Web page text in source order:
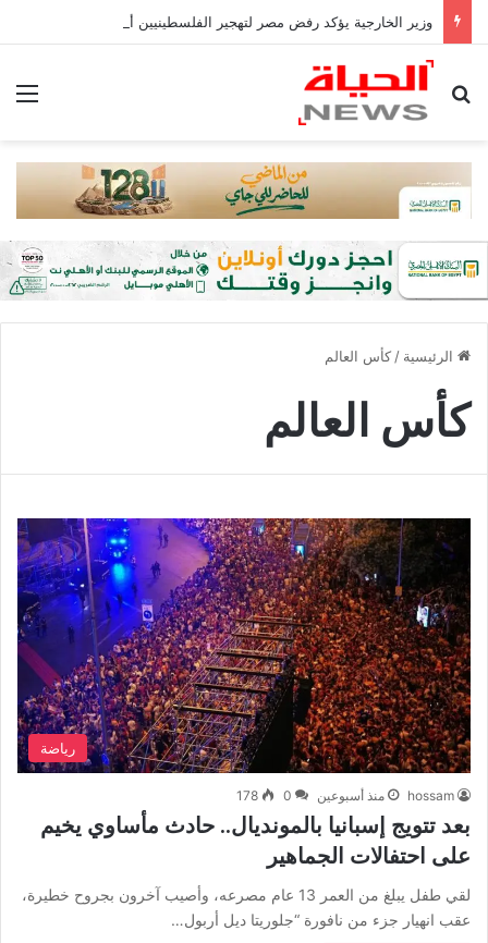
بحث عن
الرئيسية / كأس العالم
كأس العالم
رياضة
hossam منذ أسبوعين 0
178
بعد تتويج إسبانيا بالمونديال.. حادث مأساوي يخيم
على احتفالات الجماهير
لقي طفل يبلغ من العمر 13 عام مصرعه، وأصيب آخرون بجروح خطيرة،
عقب انهيار جزء من نافورة “جلوريتا ديل أربول…